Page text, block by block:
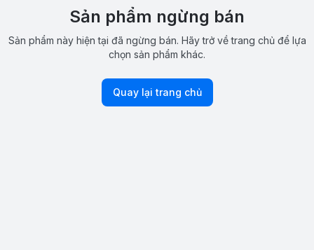
Sản phẩm ngừng bán
Sản phẩm này hiện tại đã ngừng bán. Hãy trở về trang chủ để lựa
chọn sản phẩm khác.
Quay lại trang chủ